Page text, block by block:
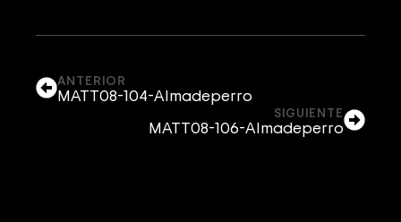
ANTERIOR
MATT08-104-Almadeperro
SIGUIENTE
MATT08-106-Almadeperro